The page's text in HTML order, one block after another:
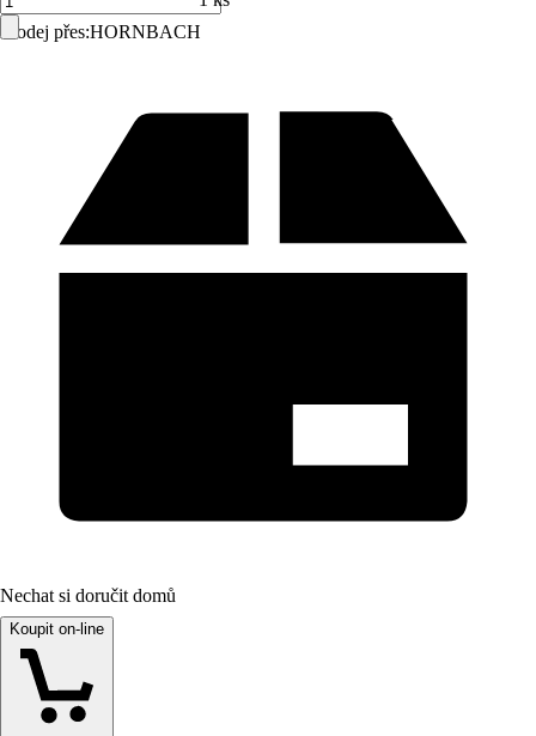
Prodej přes:HORNBACH
Nechat si doručit domů
Koupit on-line